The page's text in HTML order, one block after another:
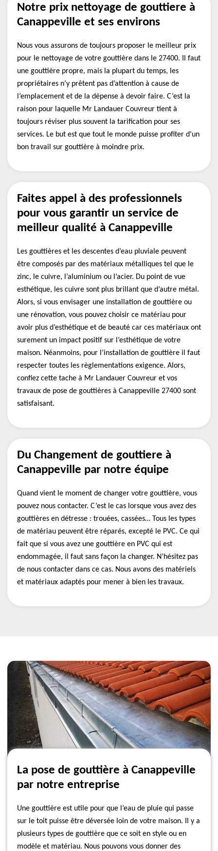
Notre prix nettoyage de gouttiere à
Canappeville et ses environs
Nous vous assurons de toujours proposer le meilleur prix
pour le nettoyage de votre gouttière dans le 27400. Il faut
une gouttière propre, mais la plupart du temps, les
propriétaires n’y prêtent pas d’attention à cause de
l’emplacement et de la dépense à devoir faire. C’est la
raison pour laquelle Mr Landauer Couvreur tient à
toujours réviser plus souvent la tarification pour ses
services. Le but est que tout le monde puisse profiter d’un
bon travail sur gouttière à moindre prix.
Faites appel à des professionnels
pour vous garantir un service de
meilleur qualité à Canappeville
Les gouttières et les descentes d’eau pluviale peuvent
être composés par des matériaux métalliques tel que le
zinc, le cuivre, l’aluminium ou l’acier. Du point de vue
esthétique, les cuivre sont plus brillant que d’autre métal.
Alors, si vous envisager une installation de gouttière ou
une rénovation, vous pouvez choisir ce matériau pour
avoir plus d’esthétique et de beauté car ces matériaux ont
surement un impact positif sur l’esthétique de votre
maison. Néanmoins, pour l’installation de gouttière il faut
respecter toutes les règlementations exigence. Alors,
confiez cette tache à Mr Landauer Couvreur et vos
travaux de pose de gouttières à Canappeville 27400 sont
satisfaisant.
Du Changement de gouttiere à
Canappeville par notre équipe
Quand vient le moment de changer votre gouttière, vous
pouvez nous contacter. C’est le cas lorsque vous avez des
gouttières en détresse : trouées, cassées… Tous les types
de matériau peuvent être réparés, excepté le PVC. Ce qui
fait que si vous avez une gouttière en PVC qui est
endommagée, il faut sans façon la changer. N’hésitez pas
de nous contacter dans ce cas. Nous avons des matériels
et matériaux adaptés pour mener à bien les travaux.
La pose de gouttière à Canappeville
par notre entreprise
Une gouttière est utile pour que l’eau de pluie qui passe
sur le toit puisse être déversée loin de votre maison. Il y a
plusieurs types de gouttière que ce soit en style ou en
modèle et matériau. Nous pouvons vous donner des